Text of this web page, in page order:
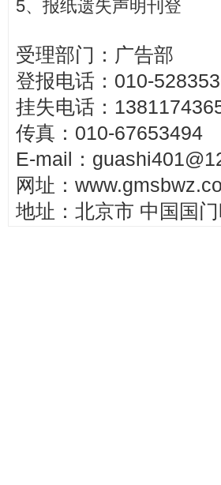
5、报纸遗失声明刊登
受理部门：广告部
登报电话：010-
挂失电话：
传真：010-67653494
E-mail：
网址：
地址：北京市 中国国